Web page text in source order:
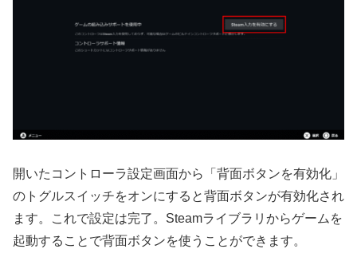
開いたコントローラ設定画面から「背面ボタンを有効化」
のトグルスイッチをオンにすると背面ボタンが有効化され
ます。これで設定は完了。Steamライブラリからゲームを
起動することで背面ボタンを使うことができます。